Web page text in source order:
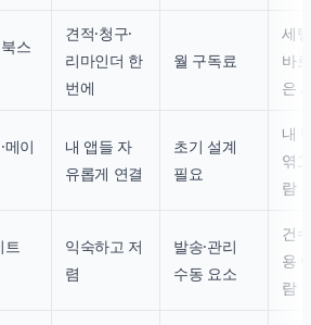
스
견적·청구·
리마인더 한
번에
월 구독료
세
바
은
메이
내 앱들 자
유롭게 연결
초기 설계
필요
내
엮
람
트
익숙하고 저
렴
발송·관리
수동 요소
건
용
람